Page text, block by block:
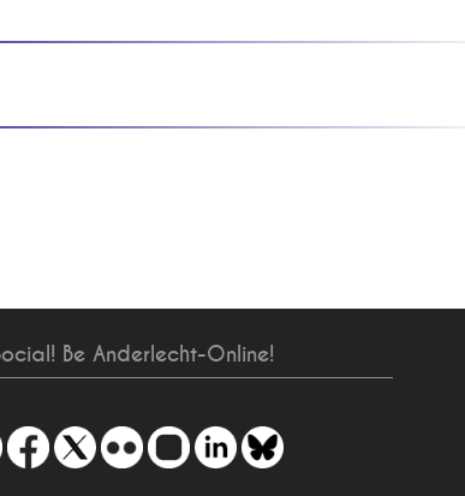
Be Anderlecht-Online!